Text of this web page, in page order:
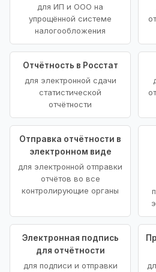
для ИП и ООО на
упрощённой системе
налогообложения
Отчётность в Росстат
для электронной сдачи
статистической
отчётности
Отправка отчётности в
электронном виде
для электронной отправки
отчётов во все
контролирующие органы
Электронная подпись
для отчётности
для подписи и отправки